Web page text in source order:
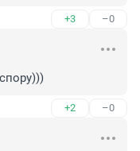
+3 –0
+2 –0